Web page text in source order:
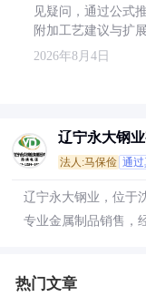
见疑问，通过公式
附加工艺建议与扩展
2026年8月4日
辽宁永大钢
法人:马保俭 通
辽宁永大钢业，位于
专业金属制品销售，
热门文章